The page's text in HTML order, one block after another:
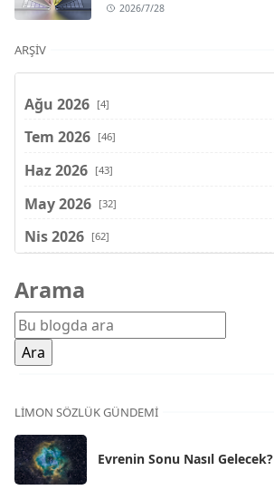
2026/7/28
ARŞIV
Ağu 2026 [4]
Tem 2026 [46]
Haz 2026 [43]
May 2026 [32]
Nis 2026 [62]
Şub 2026
Oca 2026 [72]
Ara 2025
Kas 2025
Eki 2025
Eyl 2025 [56]
Arama
LIMON SÖZLÜK GÜNDEMI
Evrenin Sonu Nasıl Gelecek?